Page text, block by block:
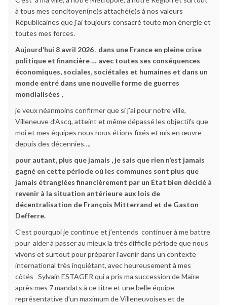
à tous mes concitoyen(ne)s attaché(e)s à nos valeurs
Républicaines que j’ai toujours consacré toute mon énergie et
toutes mes forces.
Aujourd’hui 8 avril 2026, dans une France en pleine crise
politique et financière … avec toutes ses conséquences
économiques, sociales, sociétales et humaines et dans un
monde entré dans une nouvelle forme de guerres
mondialisées ,
je veux néanmoins confirmer que si j’ai pour notre ville,
Villeneuve d’Ascq, atteint et même dépassé les objectifs que
moi et mes équipes nous nous étions fixés et mis en œuvre
depuis des décennies…,
pour autant, plus que jamais , je sais que rien n’est jamais
gagné en cette période où les communes sont plus que
jamais étranglées financièrement par un État bien décidé à
revenir à la situation antérieure aux lois de
décentralisation de François Mitterrand et de Gaston
Defferre.
C’est pourquoi je continue et j’entends continuer à me battre
pour aider à passer au mieux la très difficile période que nous
vivons et surtout pour préparer l’avenir dans un contexte
international très inquiétant, avec heureusement à mes
côtés Sylvain ESTAGER qui a pris ma succession de Maire
après mes 7 mandats à ce titre et une belle équipe
représentative d’un maximum de Villeneuvoises et de